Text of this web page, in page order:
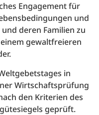
Engagement für
und
deren Familien zu
gewaltfreieren
in
Wirtschaftsprüfung
den Kriterien des
geprüft.